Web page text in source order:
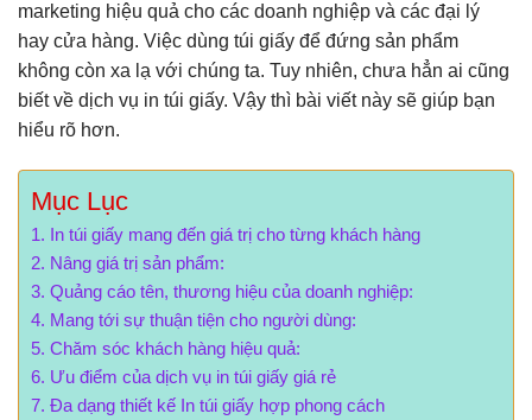
marketing hiệu quả cho các doanh nghiệp và các đại lý
hay cửa hàng. Việc dùng túi giấy để đứng sản phẩm
không còn xa lạ với chúng ta. Tuy nhiên, chưa hẳn ai cũng
biết về dịch vụ in túi giấy. Vậy thì bài viết này sẽ giúp bạn
hiểu rõ hơn.
Mục Lục
In túi giấy mang đến giá trị cho từng khách hàng
Nâng giá trị sản phẩm:
Quảng cáo tên, thương hiệu của doanh nghiệp:
Mang tới sự thuận tiện cho người dùng:
Chăm sóc khách hàng hiệu quả:
Ưu điểm của dịch vụ in túi giấy giá rẻ
Đa dạng thiết kế In túi giấy hợp phong cách